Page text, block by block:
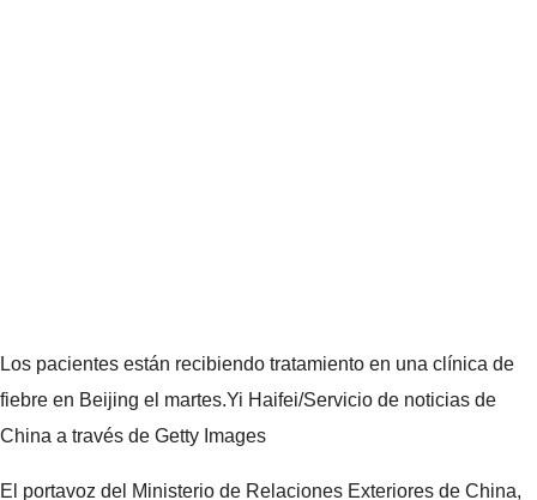
Los pacientes están recibiendo tratamiento en una clínica de
fiebre en Beijing el martes.Yi Haifei/Servicio de noticias de
China a través de Getty Images
El portavoz del Ministerio de Relaciones Exteriores de China,